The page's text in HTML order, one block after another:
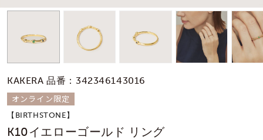
誕生石
モチーフ
石の色
ファッションテイス
ト
KAKERA 品番：342346143016
オンライン限定
【BIRTHSTONE】
K10イエローゴールド リング